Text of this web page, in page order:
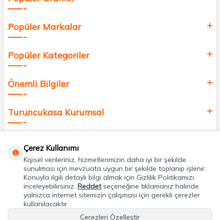
Popüler Markalar
Popüler Kategoriler
Önemli Bilgiler
Turuncukasa Kurumsal
Uygulamalarımız
Adres & İletişim
Çerez Kullanımı
Kişisel verileriniz, hizmetlerimizin daha iyi bir şekilde
sunulması için mevzuata uygun bir şekilde toplanıp işlenir.
Konuyla ilgili detaylı bilgi almak için Gizlilik Politikamızı
inceleyebilirsiniz. Reddetseçeneğine tıklamanız halinde
yalnızca internet sitemizin çalışması için gerekli çerezler
kullanılacaktır.
Çerezleri Özelleştir